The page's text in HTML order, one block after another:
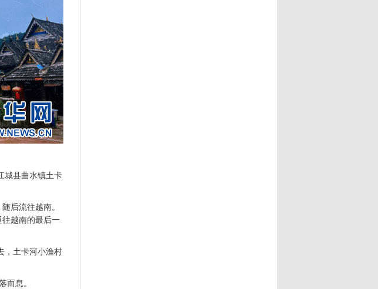
城县曲水镇土卡
后流往越南。
往越南的最后一
，土卡河小渔村
而息。